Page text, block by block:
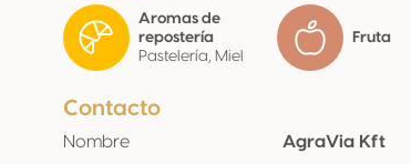
Aromas de
repostería
Pastelería, Miel
Fruta
Contacto
Nombre
AgraVia Kft